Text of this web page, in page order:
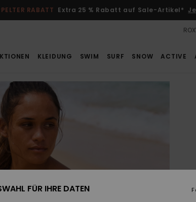
RABATT Extra 25 % Rabatt auf Sale-Artikel*
KLEIDUNG SWIM SURF SNOW ACTIVE
FÜR IHRE DATEN